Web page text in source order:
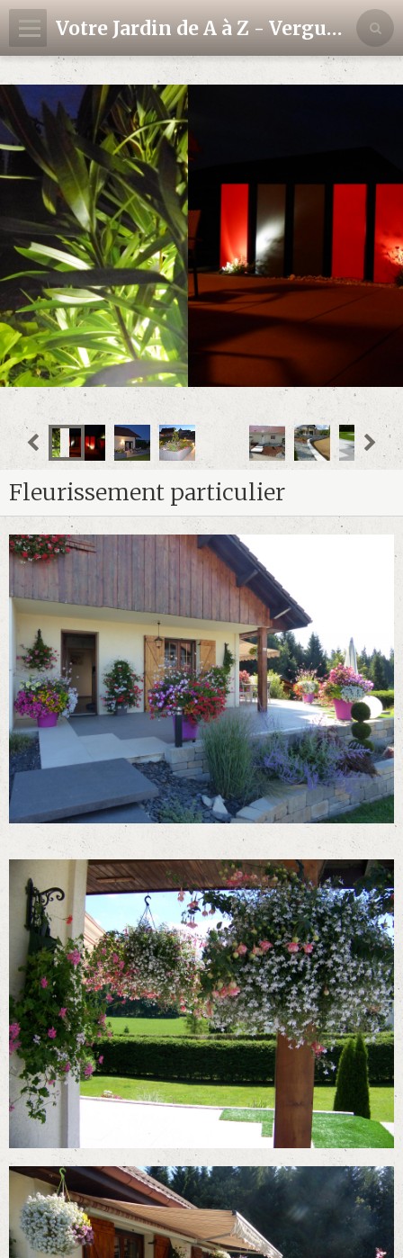
Votre Jardin de A à Z - Verguet Cédric
Contact
Livre d'or
Album photos
Fleurissement particulier